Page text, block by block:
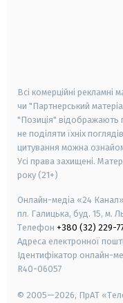
Всі комерційні рекламні
чи "Партнерський
"Позиція" відображають
не поділяти їхніх
цитування можна
Усі права захищені.
року (21+)
Онлайн-медіа «24 Канал»
пл. Галицька, буд. 15, м.
Телефон +380 (32) 229-
Адреса електронної
Ідентифікатор онлайн-
R40-06057
© 2005—2026, ПрАТ